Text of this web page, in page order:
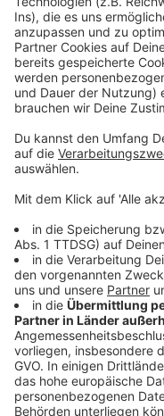
Bandbreite an
Anzeige
Körperliche
Anzeige
Beginnen wir mit
verbessert die
Muskulatur. Egal,
oder ein Athlet seid
(Yoga-Posen) helfen
kräftigen. Eine
Beweglichkeit sind
Veränderungen, die
Und das Beste